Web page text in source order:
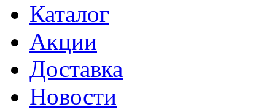
Каталог
Акции
Доставка
Новости